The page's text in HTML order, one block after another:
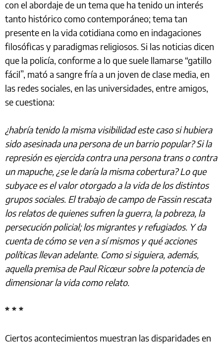
con el abordaje de un tema que ha tenido un interés
tanto histórico como contemporáneo; tema tan
presente en la vida cotidiana como en indagaciones
filosóficas y paradigmas religiosos. Si las noticias dicen
que la policía, conforme a lo que suele llamarse “gatillo
fácil”, mató a sangre fría a un joven de clase media, en
las redes sociales, en las universidades, entre amigos,
se cuestiona:
¿habría tenido la misma visibilidad este caso si hubiera
sido asesinada una persona de un barrio popular? Si la
represión es ejercida contra una persona trans o contra
un mapuche, ¿se le daría la misma cobertura? Lo que
subyace es el valor otorgado a la vida de los distintos
grupos sociales. El trabajo de campo de Fassin rescata
los relatos de quienes sufren la guerra, la pobreza, la
persecución policial; los migrantes y refugiados. Y da
cuenta de cómo se ven a sí mismos y qué acciones
políticas llevan adelante. Como si siguiera, además,
aquella premisa de Paul Ricœur sobre la potencia de
dimensionar la vida como relato.
* * *
Ciertos acontecimientos muestran las disparidades en